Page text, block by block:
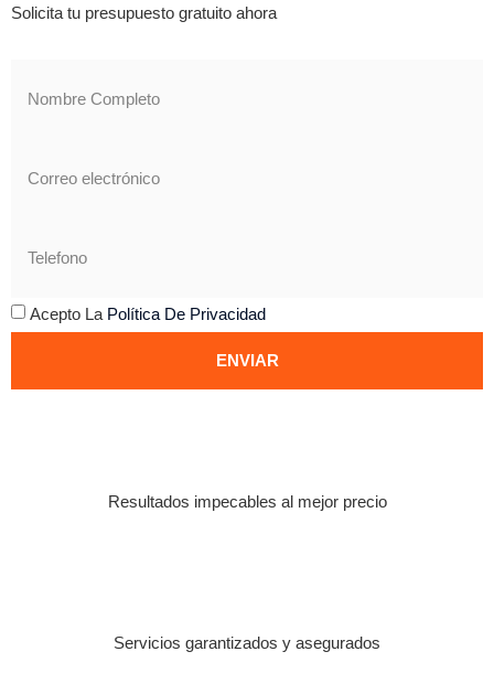
Solicita tu presupuesto gratuito ahora
Acepto La Política De Privacidad
ENVIAR
Resultados impecables al mejor precio
Servicios garantizados y asegurados